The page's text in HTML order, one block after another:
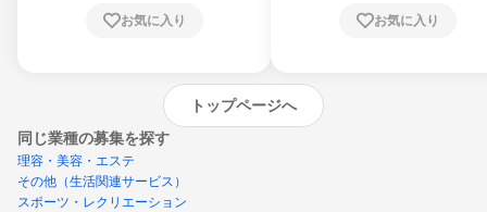
お気に入り お気に入り
トップページへ
同じ業種の募集を探す
理容・美容・エステ
その他（生活関連サービス）
スポーツ・レクリエーション